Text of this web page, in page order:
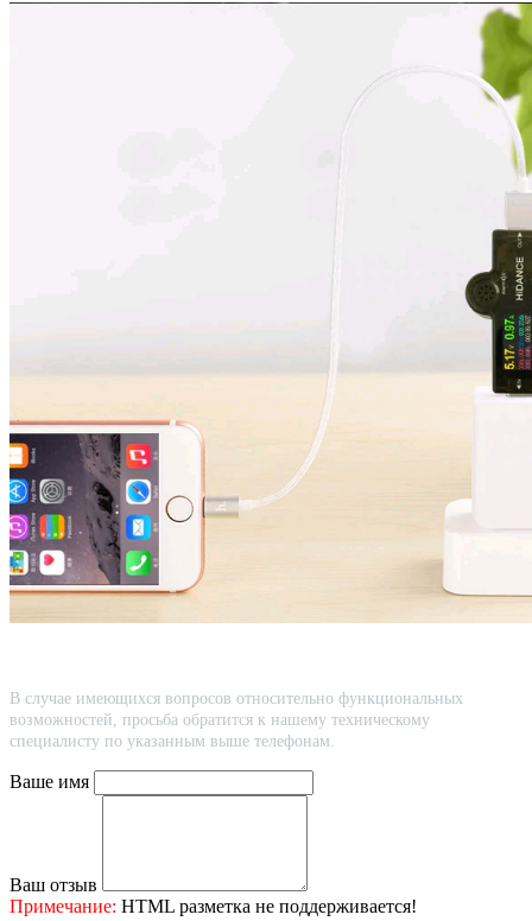
В случае имеющихся вопросов относительно функциональных
возможностей, просьба обратится к нашему техническому
специалисту по указанным выше телефонам.
Ваше имя
Ваш отзыв
Примечание: HTML разметка не поддерживается!